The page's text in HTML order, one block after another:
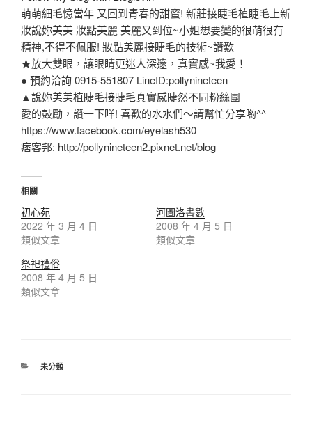
萌萌細毛憶當年 又回到青春的甜蜜! 新莊接睫毛植睫毛上新
妝說妳美美 妝點美麗 美麗又到位~小姐想要變的很萌很有
精神,不得不佩服! 妝點美麗接睫毛的技術~讚歎
★放大雙眼，讓眼睛更迷人深邃，真實感~我愛！
● 預約洽詢 0915-551807 LineID:pollynineteen
▲說妳美美植睫毛接睫毛真實感睫然不同粉絲團
愛的鼓勵，讚一下咩! 喜歡的水水們～請幫忙分享喲^^
https://www.facebook.com/eyelash530
痞客邦: http://pollynineteen2.pixnet.net/blog
相關
初心苑
2022 年 3 月 4 日
類似文章
河圖洛書數
2008 年 4 月 5 日
類似文章
祭祀禮俗
2008 年 4 月 5 日
類似文章
未分類